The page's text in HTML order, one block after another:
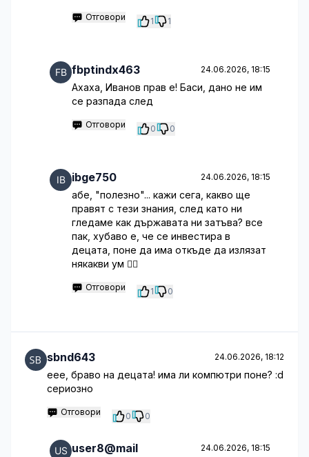
Отговори 1 1
fbptindx463 24.06.2026, 18:15
Ахаха, Иванов прав е! Баси, дано не им
се разпада след
Отговори 0 0
ibge750 24.06.2026, 18:15
абе, "полезно"... кажи сега, какво ще
правят с тези знания, след като ни
гледаме как държавата ни затъва? все
пак, хубаво е, че се инвестира в
децата, поне да има откъде да излязат
някакви ум 🤦‍♂️
Отговори 1 0
sbnd643 24.06.2026, 18:12
еее, браво на децата! има ли компютри поне? :d
сериозно
Отговори 0 0
user8@mail 24.06.2026, 18:15